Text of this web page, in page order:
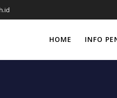
HOME INFO